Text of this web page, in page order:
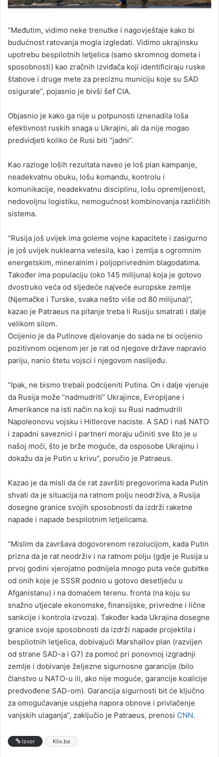
“Međutim, vidimo neke trenutke i nagovještaje kako bi
budućnost ratovanja mogla izgledati. Vidimo ukrajinsku
upotrebu bespilotnih letjelica (samo skromnog dometa i
sposobnosti) kao zračnih izviđača koji identificiraju ruske
štabove i druge mete za preciznu municiju koje su SAD
osigurale”, pojasnio je bivši šef CIA.
Objasnio je kako ga nije u potpunosti iznenadila loša
efektivnost ruskih snaga u Ukrajini, ali da nije mogao
predvidjeti koliko će Rusi biti “jadni”.
Kao razloge loših rezultata naveo je loš plan kampanje,
neadekvatnu obuku, lošu komandu, kontrolu i
komunikacije, neadekvatnu disciplinu, lošu opremljenost,
nedovoljnu logistiku, nemogućnost kombinovanja različitih
sistema.
“Rusija još uvijek ima goleme vojne kapacitete i zasigurno
je još uvijek nuklearna velesila, kao i zemlja s ogromnim
energetskim, mineralnim i poljoprivrednim blagodatima.
Također ima populaciju (oko 145 milijuna) koja je gotovo
dvostruko veća od sljedeće najveće europske zemlje
(Njemačke i Turske, svaka nešto više od 80 milijuna)”,
kazao je Patraeus na pitanje treba li Rusiju smatrati i dalje
velikom silom.
Ocijenio je da Putinove djelovanje do sada ne bi ocijenio
pozitivnom ocjenom jer je rat od njegove države napravio
pariju, nanio štetu vojsci i njegovom naslijeđu.
“Ipak, ne bismo trebali podcijeniti Putina. On i dalje vjeruje
da Rusija može “nadmudriti” Ukrajince, Evropljane i
Amerikance na isti način na koji su Rusi nadmudrili
Napoleonovu vojsku i Hitlerove naciste. A SAD i naš NATO
i zapadni saveznici i partneri moraju učiniti sve što je u
našoj moći, što je brže moguće, da osposobe Ukrajinu i
dokažu da je Putin u krivu”, poručio je Patraeus.
Kazao je da misli da će rat završiti pregovorima kada Putin
shvati da je situacija na ratnom polju neodrživa, a Rusija
dosegne granice svojih sposobnosti da izdrži raketne
napade i napade bespilotnim letjelicama.
“Mislim da završava dogovorenom rezolucijom, kada Putin
prizna da je rat neodrživ i na ratnom polju (gdje je Rusija u
prvoj godini vjerojatno podnijela mnogo puta veće gubitke
od onih koje je SSSR podnio u gotovo desetljeću u
Afganistanu) i na domaćem terenu. fronta (na koju su
snažno utjecale ekonomske, finansijske, privredne i lične
sankcije i kontrola izvoza). Također kada Ukrajina dosegne
granice svoje sposobnosti da izdrži napade projektila i
bespilotnih letjelica, dobivajući Marshallov plan (razvijen
od strane SAD-a i G7) za pomoć pri ponovnoj izgradnji
zemlje i dobivanje željezne sigurnosne garancije (bilo
članstvo u NATO-u ili, ako nije moguće, garancije koalicije
predvođene SAD-om). Garancija sigurnosti bit će ključno
za omogućavanje uspjeha napora obnove i privlačenje
vanjskih ulaganja”, zaključio je Patraeus, prenosi CNN.
Izvor Klix.ba